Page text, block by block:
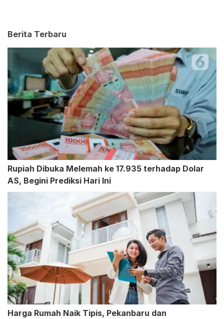
Berita Terbaru
Rupiah Dibuka Melemah ke 17.935 terhadap Dolar
AS, Begini Prediksi Hari Ini
Harga Rumah Naik Tipis, Pekanbaru dan